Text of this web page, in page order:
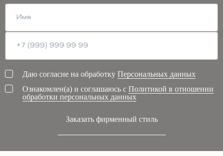
Даю согласие на обработку Персональных данных
Ознакомлен(а) и соглашаюсь с Политикой в отношении
обработки персональных данных
Заказать фирменный стиль